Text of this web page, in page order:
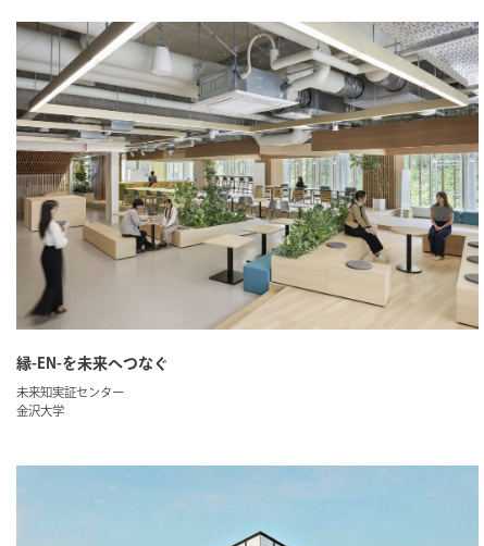
縁-EN-を未来へつなぐ
未来知実証センター
金沢大学